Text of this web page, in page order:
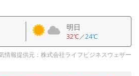
明日
32℃／24℃
情報提供元：株式会社ライフビジネスウェザー